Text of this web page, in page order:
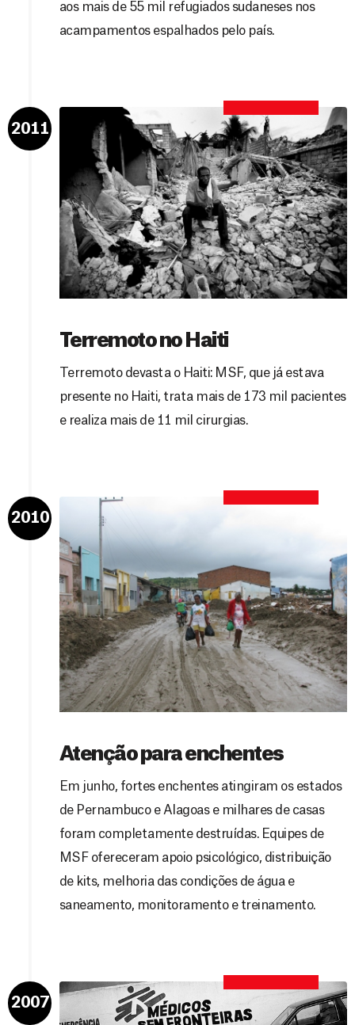
aos mais de 55 mil refugiados sudaneses nos
acampamentos espalhados pelo país.
2011
Terremoto no Haiti
Terremoto devasta o Haiti: MSF, que já estava
presente no Haiti, trata mais de 173 mil pacientes
e realiza mais de 11 mil cirurgias.
2010
Atenção para enchentes
Em junho, fortes enchentes atingiram os estados
de Pernambuco e Alagoas e milhares de casas
foram completamente destruídas. Equipes de
MSF ofereceram apoio psicológico, distribuição
de kits, melhoria das condições de água e
saneamento, monitoramento e treinamento.
2007